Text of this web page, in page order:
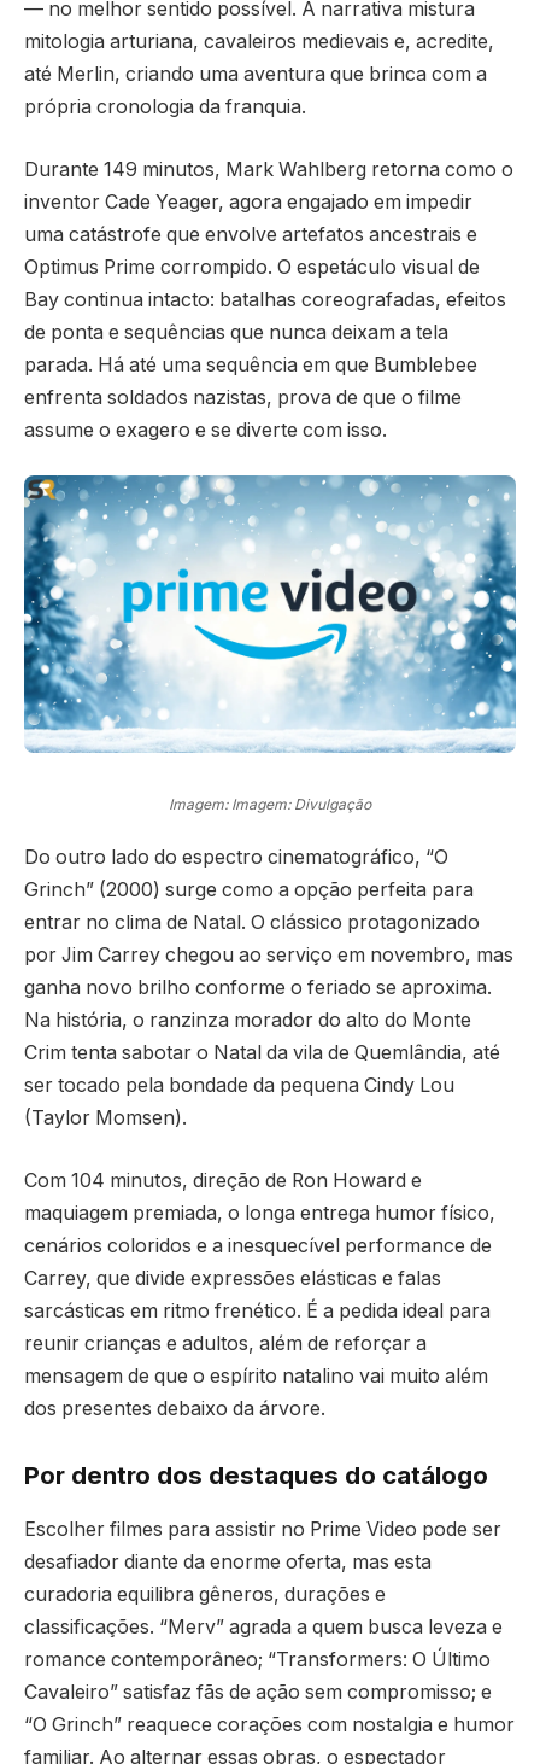
— no melhor sentido possível. A narrativa mistura
mitologia arturiana, cavaleiros medievais e, acredite,
até Merlin, criando uma aventura que brinca com a
própria cronologia da franquia.
Durante 149 minutos, Mark Wahlberg retorna como o
inventor Cade Yeager, agora engajado em impedir
uma catástrofe que envolve artefatos ancestrais e
Optimus Prime corrompido. O espetáculo visual de
Bay continua intacto: batalhas coreografadas, efeitos
de ponta e sequências que nunca deixam a tela
parada. Há até uma sequência em que Bumblebee
enfrenta soldados nazistas, prova de que o filme
assume o exagero e se diverte com isso.
Imagem: Imagem: Divulgação
Do outro lado do espectro cinematográfico, “O
Grinch” (2000) surge como a opção perfeita para
entrar no clima de Natal. O clássico protagonizado
por Jim Carrey chegou ao serviço em novembro, mas
ganha novo brilho conforme o feriado se aproxima.
Na história, o ranzinza morador do alto do Monte
Crim tenta sabotar o Natal da vila de Quemlândia, até
ser tocado pela bondade da pequena Cindy Lou
(Taylor Momsen).
Com 104 minutos, direção de Ron Howard e
maquiagem premiada, o longa entrega humor físico,
cenários coloridos e a inesquecível performance de
Carrey, que divide expressões elásticas e falas
sarcásticas em ritmo frenético. É a pedida ideal para
reunir crianças e adultos, além de reforçar a
mensagem de que o espírito natalino vai muito além
dos presentes debaixo da árvore.
Por dentro dos destaques do catálogo
Escolher filmes para assistir no Prime Video pode ser
desafiador diante da enorme oferta, mas esta
curadoria equilibra gêneros, durações e
classificações. “Merv” agrada a quem busca leveza e
romance contemporâneo; “Transformers: O Último
Cavaleiro” satisfaz fãs de ação sem compromisso; e
“O Grinch” reaquece corações com nostalgia e humor
familiar. Ao alternar essas obras, o espectador